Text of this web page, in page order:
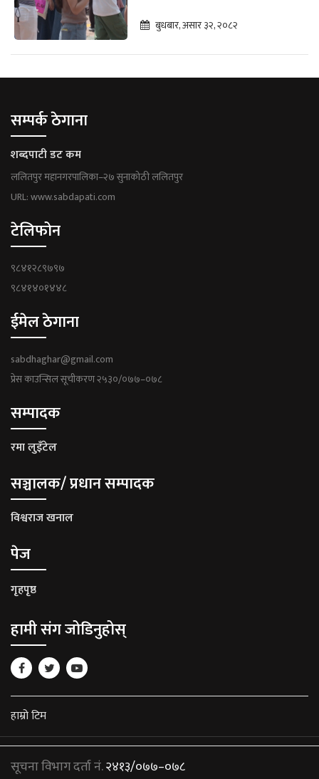
बुधबार, असार ३२, २०८२
सम्पर्क ठेगाना
शब्दपाटी डट कम
ललितपुर महानगरपालिका–२७ सुनाकोठी ललितपुर
URL: www.sabdapati.com
टेलिफोन
९८४१२८९७९७
९८४१४०१४४८
ईमेल ठेगाना
sabdhaghar@gmail.com
प्रेस काउन्सिल सूचीकरण २५३०/०७७–०७८
सम्पादक
रमा लुइँटेल
सञ्चालक/ प्रधान सम्पादक
विश्वराज खनाल
पेज
गृहपृष्ठ
हामी संग जोडिनुहोस्
हाम्रो टिम
सूचना विभाग दर्ता नं.२४१३/०७७–०७८